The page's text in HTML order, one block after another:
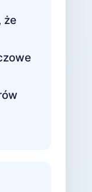
że